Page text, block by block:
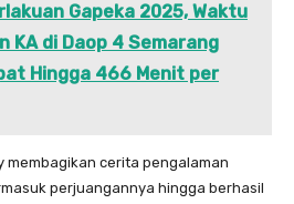
Gapeka 2025, Waktu
KA di Daop 4 Semarang
Hingga 466 Menit per
membagikan cerita pengalaman
perjuangannya hingga berhasil